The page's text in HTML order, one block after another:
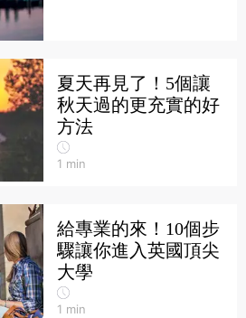
夏天再見了！5個讓
秋天過的更充實的好
方法
1 min
給專業的來！10個步
驟讓你進入英國頂尖
大學
1 min